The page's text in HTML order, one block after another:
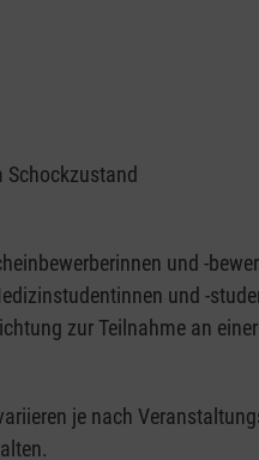
und -
und -
zur Teilnahme an
je nach